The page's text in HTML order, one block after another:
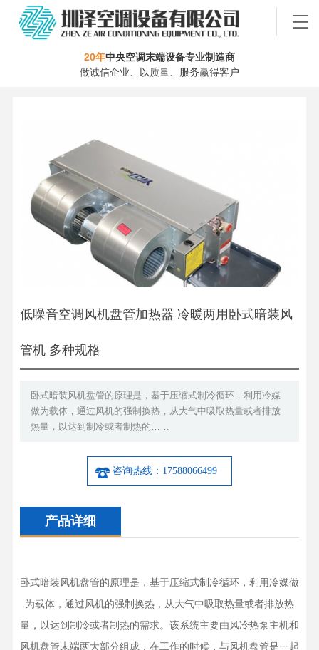
20年中央空调末端设备专业制造商
做诚信企业、以质量、服务赢得客户
低噪音空调风机盘管加热器 冷暖两用卧式暗装风
管机 多种规格
卧式暗装风机盘管的原理是，基于压缩式制冷循环，利用冷媒
做为载体，通过风机的强制换热，从大气中吸取热量或者排放
热量，以达到制冷或者制热的……
咨询热线：17588066499
产品详细
卧式暗装风机盘管的原理是，基于压缩式制冷循环，利用冷媒做
为载体，通过风机的强制换热，从大气中吸取热量或者排放热
量，以达到制冷或者制热的需求。该系统主要由风冷热泵主机和
风机盘管末端两大部分组成，在工作的时候，与风机盘管是一起